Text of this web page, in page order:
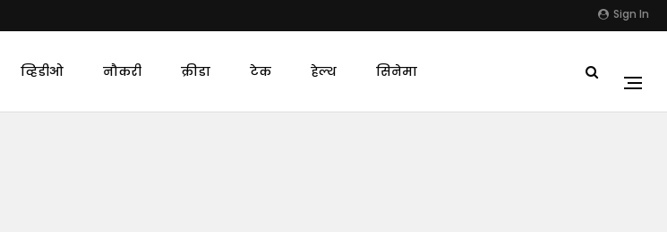
Sign In
व्हिडीओ नौकरी क्रीडा टेक हेल्थ सिनेमा